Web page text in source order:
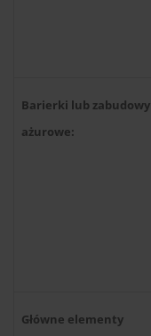
Barierki lub zabudowy
ażurowe:
Główne elementy